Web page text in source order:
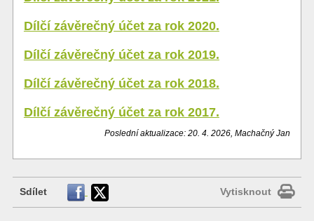
Dílčí závěrečný účet za rok 2020.
Dílčí závěrečný účet za rok 2019.
Dílčí závěrečný účet za rok 2018.
Dílčí závěrečný účet za rok 2017.
Poslední aktualizace: 20. 4. 2026, Machačný Jan
Sdílet Vytisknout